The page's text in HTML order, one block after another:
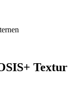
Textur